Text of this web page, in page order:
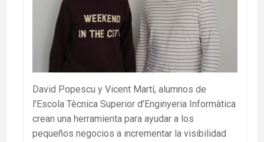
David Popescu y Vicent Martí, alumnos de
l’Escola Tècnica Superior d’Enginyeria Informàtica
crean una herramienta para ayudar a los
pequeños negocios a incrementar la visibilidad